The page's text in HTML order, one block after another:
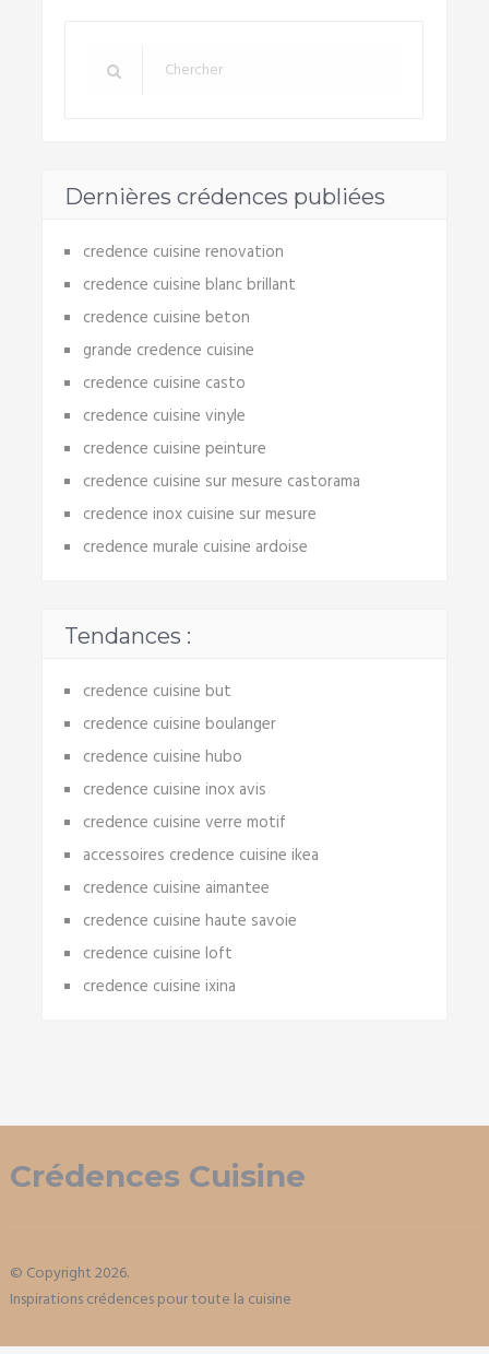
Dernières crédences publiées
credence cuisine renovation
credence cuisine blanc brillant
credence cuisine beton
grande credence cuisine
credence cuisine casto
credence cuisine vinyle
credence cuisine peinture
credence cuisine sur mesure castorama
credence inox cuisine sur mesure
credence murale cuisine ardoise
Tendances :
credence cuisine but
credence cuisine boulanger
credence cuisine hubo
credence cuisine inox avis
credence cuisine verre motif
accessoires credence cuisine ikea
credence cuisine aimantee
credence cuisine haute savoie
credence cuisine loft
credence cuisine ixina
Crédences Cuisine
© Copyright 2026.
Inspirations crédences pour toute la cuisine